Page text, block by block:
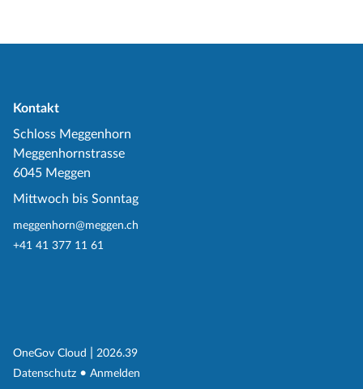
Kontakt
Schloss Meggenhorn
Meggenhornstrasse
6045 Meggen
Mittwoch bis Sonntag
meggenhorn@meggen.ch
+41 41 377 11 61
OneGov Cloud (External Link)
2026.39
Datenschutz (External Link)
Anmelden